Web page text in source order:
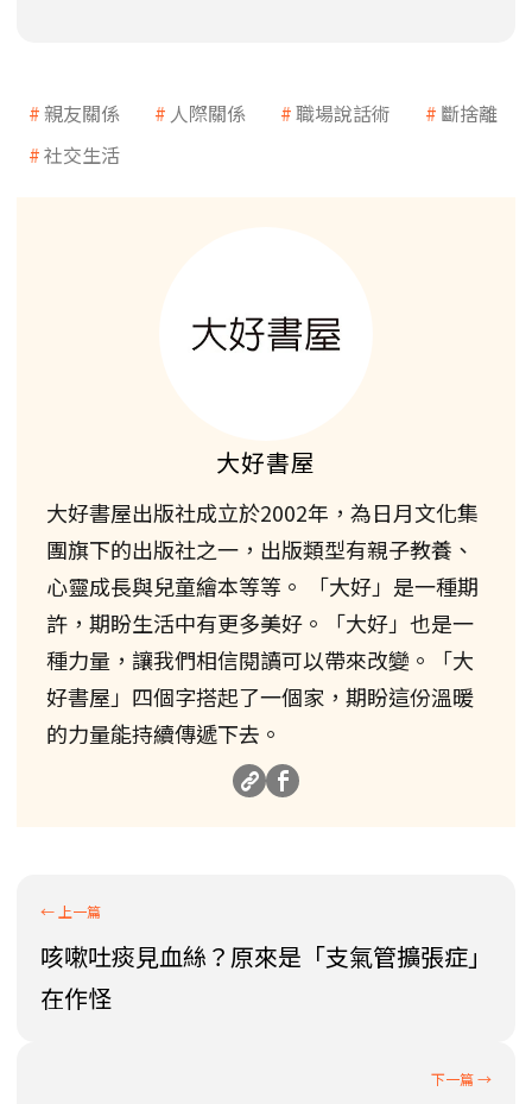
親友關係 人際關係 職場說話術
斷捨離
社交生活
大好書屋
大好書屋出版社成立於2002年，為日月文化集
團旗下的出版社之一，出版類型有親子教養、
心靈成長與兒童繪本等等。 「大好」是一種期
許，期盼生活中有更多美好。「大好」也是一
種力量，讓我們相信閱讀可以帶來改變。「大
好書屋」四個字搭起了一個家，期盼這份溫暖
的力量能持續傳遞下去。
咳嗽吐痰見血絲？原來是「支氣管擴張症」
在作怪